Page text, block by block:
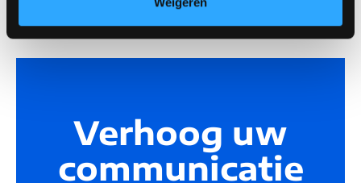
Verhoog uw
communicatie